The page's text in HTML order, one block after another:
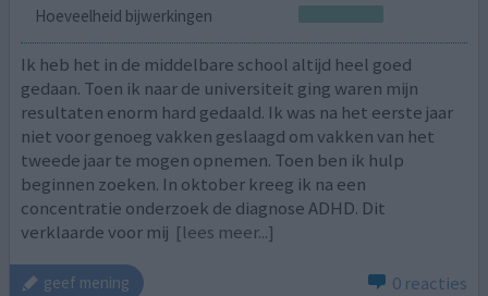
Hoeveelheid bijwerkingen
Ik heb het in de middelbare school altijd heel goed
gedaan. Toen ik naar de universiteit ging waren mijn
resultaten enorm hard gedaald. Ik was na het eerste jaar
niet voor genoeg vakken geslaagd om vakken van het
tweede jaar te mogen opnemen. Toen ben ik hulp
beginnen zoeken. In oktober kreeg ik na een
concentratie onderzoek de diagnose ADHD. Dit
verklaarde voor mij [lees meer...]
geef mening 0 reacties